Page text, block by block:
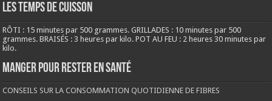
LES TEMPS DE CUISSON
RÔTI : 15 minutes par 500 grammes. GRILLADES : 10 minutes par 500
grammes. BRAISÉS : 3 heures par kilo. POT AU FEU : 2 heures 30 minutes par
kilo.
Manger pour rester en santé
CONSEILS SUR LA CONSOMMATION QUOTIDIENNE DE FIBRES